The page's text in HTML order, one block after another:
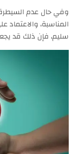
وفي حال عدم
المناسبة،
سليم، فإن ذلك قد